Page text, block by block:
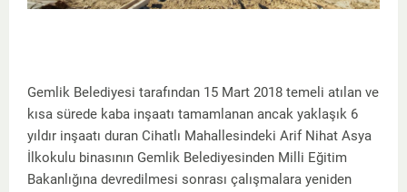
Gemlik Belediyesi tarafından 15 Mart 2018 temeli atılan ve
kısa sürede kaba inşaatı tamamlanan ancak yaklaşık 6
yıldır inşaatı duran Cihatlı Mahallesindeki Arif Nihat Asya
İlkokulu binasının Gemlik Belediyesinden Milli Eğitim
Bakanlığına devredilmesi sonrası çalışmalara yeniden